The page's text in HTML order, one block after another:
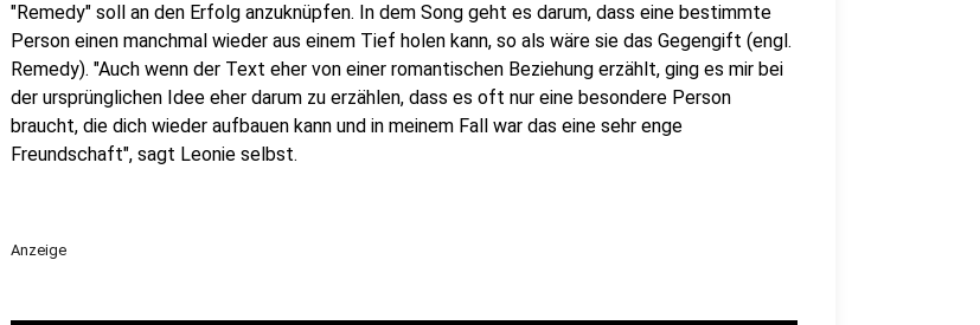
"Remedy" soll an den Erfolg anzuknüpfen. In dem Song geht es darum, dass eine bestimmte
Person einen manchmal wieder aus einem Tief holen kann, so als wäre sie das Gegengift (engl.
Remedy). "Auch wenn der Text eher von einer romantischen Beziehung erzählt, ging es mir bei
der ursprünglichen Idee eher darum zu erzählen, dass es oft nur eine besondere Person
braucht, die dich wieder aufbauen kann und in meinem Fall war das eine sehr enge
Freundschaft", sagt Leonie selbst.
Anzeige